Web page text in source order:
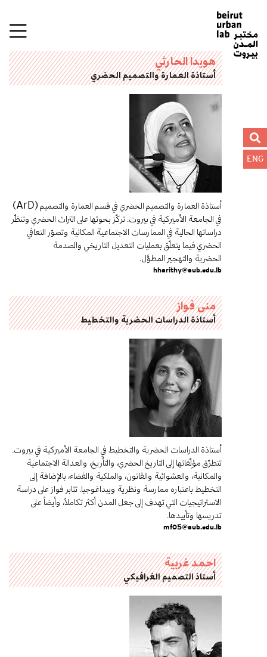
ENG
هويدا الحارثي
أستاذة العمارة والتصميم الحضري
أستاذة العمارة والتصميم الحضري في قسم العمارة والتصميم (ArD
)
في الجامعة الأميركية في بيروت. تركّز بحوثها على التراث الحضري وتنظّر
دراساتها الحالية في الممارسات الاجتماعية المكانية وتصوّر التعافي
الحضري فيما يتعلّق بعمليات التعديل التاريخي والصدمة
الحضرية والتهجير المطوَّل.
hharithy@aub.edu.lb
منى فواز
أستاذة الدراسات الحضرية والتخطيط
أستاذة الدراسات الحضرية والتخطيط في الجامعة الأميركية في بيروت.
تتطرّق مؤلِّفاتها إلى التاريخ الحضري، والتأريخ، والعدالة الاجتماعية
والمكانية، والعشوائية والقانون، والملكية والفضاء، بالإضافة إلى
التخطيط باعتباره ممارسة ونظرية وبيداغوجيا. تثابر فواز على دراسة
الاستراتيجيات التي تهدف إلى جعل المدن أكثر تكاملاً، وأيضاً على
تدريسها وتأييدها.
mf05@aub.edu.lb
احمد غربية
أستاذ التصميم الغرافيكي